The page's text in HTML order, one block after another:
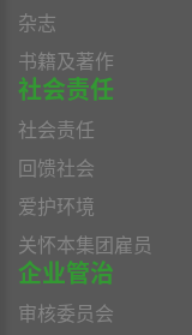
杂志
书籍及著作
社会责任
社会责任
回馈社会
爱护环境
关怀本集团雇员
企业管治
审核委员会